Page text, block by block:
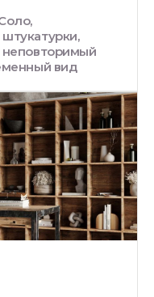
неповторимый
вид